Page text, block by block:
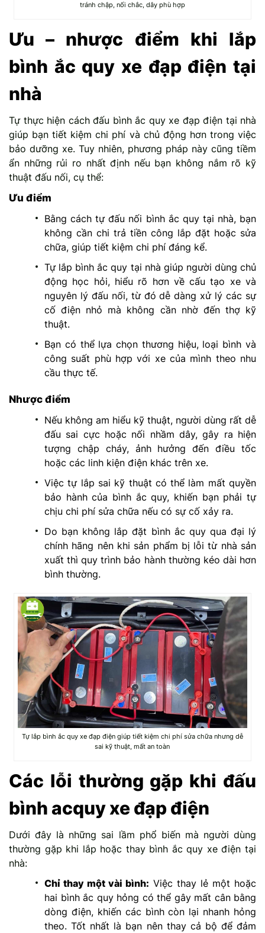
tránh chập, nối chắc, dây phù hợp
Ưu – nhược điểm khi lắp
bình ắc quy xe đạp điện tại
nhà
Tự thực hiện cách đấu bình ắc quy xe đạp điện tại nhà
giúp bạn tiết kiệm chi phí và chủ động hơn trong việc
bảo dưỡng xe. Tuy nhiên, phương pháp này cũng tiềm
ẩn những rủi ro nhất định nếu bạn không nắm rõ kỹ
thuật đấu nối, cụ thể:
Ưu điểm
Bằng cách tự đấu nối bình ắc quy tại nhà, bạn
không cần chi trả tiền công lắp đặt hoặc sửa
chữa, giúp tiết kiệm chi phí đáng kể.
Tự lắp bình ắc quy tại nhà giúp người dùng chủ
động học hỏi, hiểu rõ hơn về cấu tạo xe và
nguyên lý đấu nối, từ đó dễ dàng xử lý các sự
cố điện nhỏ mà không cần nhờ đến thợ kỹ
thuật.
Bạn có thể lựa chọn thương hiệu, loại bình và
công suất phù hợp với xe của mình theo nhu
cầu thực tế.
Nhược điểm
Nếu không am hiểu kỹ thuật, người dùng rất dễ
đấu sai cực hoặc nối nhầm dây, gây ra hiện
tượng chập cháy, ảnh hưởng đến điều tốc
hoặc các linh kiện điện khác trên xe.
Việc tự lắp sai kỹ thuật có thể làm mất quyền
bảo hành của bình ắc quy, khiến bạn phải tự
chịu chi phí sửa chữa nếu có sự cố xảy ra.
Do bạn không lắp đặt bình ắc quy qua đại lý
chính hãng nên khi sản phẩm bị lỗi từ nhà sản
xuất thì quy trình bảo hành thường kéo dài hơn
bình thường.
Tự lắp bình ắc quy xe đạp điện giúp tiết kiệm chi phí sửa chữa nhưng dễ
sai kỹ thuật, mất an toàn
Các lỗi thường gặp khi đấu
bình acquy xe đạp điện
Dưới đây là những sai lầm phổ biến mà người dùng
thường gặp khi lắp hoặc thay bình ắc quy xe điện tại
nhà:
Chỉ thay một vài bình: Việc thay lẻ một hoặc
hai bình ắc quy hỏng có thể gây mất cân bằng
dòng điện, khiến các bình còn lại nhanh hỏng
theo. Tốt nhất là bạn nên thay cả bộ để đảm